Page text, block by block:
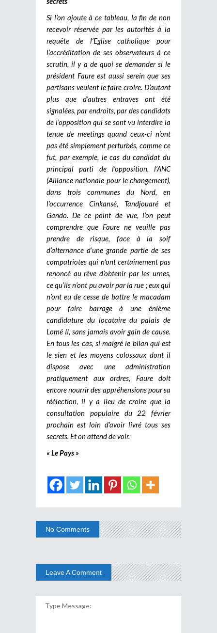
Si l’on ajoute à ce tableau, la fin de non
recevoir réservée par les autorités à la
requête de l’Eglise catholique pour
l’accréditation de ses observateurs à ce
scrutin, il y a de quoi se demander si le
président Faure est aussi serein que ses
partisans veulent le faire croire. D’autant
plus que d’autres entraves ont été
signalées, par endroits, par des candidats
de l’opposition qui se sont vu interdire la
tenue de meetings quand ceux-ci n’ont
pas été simplement perturbés, comme ce
fut, par exemple, le cas du candidat du
principal parti de l’opposition, l’ANC
(Alliance nationale pour le changement),
dans trois communes du Nord, en
l’occurrence Cinkansé, Tandjouaré et
Gando. De ce point de vue, l’on peut
comprendre que Faure ne veuille pas
prendre de risque, face à la soif
d’alternance d’une grande partie de ses
compatriotes qui n’ont certainement pas
renoncé au rêve d’obtenir par les urnes,
ce qu’ils n’ont pu avoir par la rue ; eux qui
n’ont eu de cesse de battre le macadam
pour faire barrage à une énième
candidature du locataire du palais de
Lomé II, sans jamais avoir gain de cause.
En tous les cas, si malgré le bilan qui est
le sien et les moyens colossaux dont il
dispose avec une administration
pratiquement aux ordres, Faure doit
encore nourrir des appréhensions pour sa
réélection, il y a lieu de croire que la
consultation populaire du 22 février
prochain est loin d’avoir livré tous ses
secrets. Et on attend de voir.
« Le Pays »
No Comments
Leave A Comment